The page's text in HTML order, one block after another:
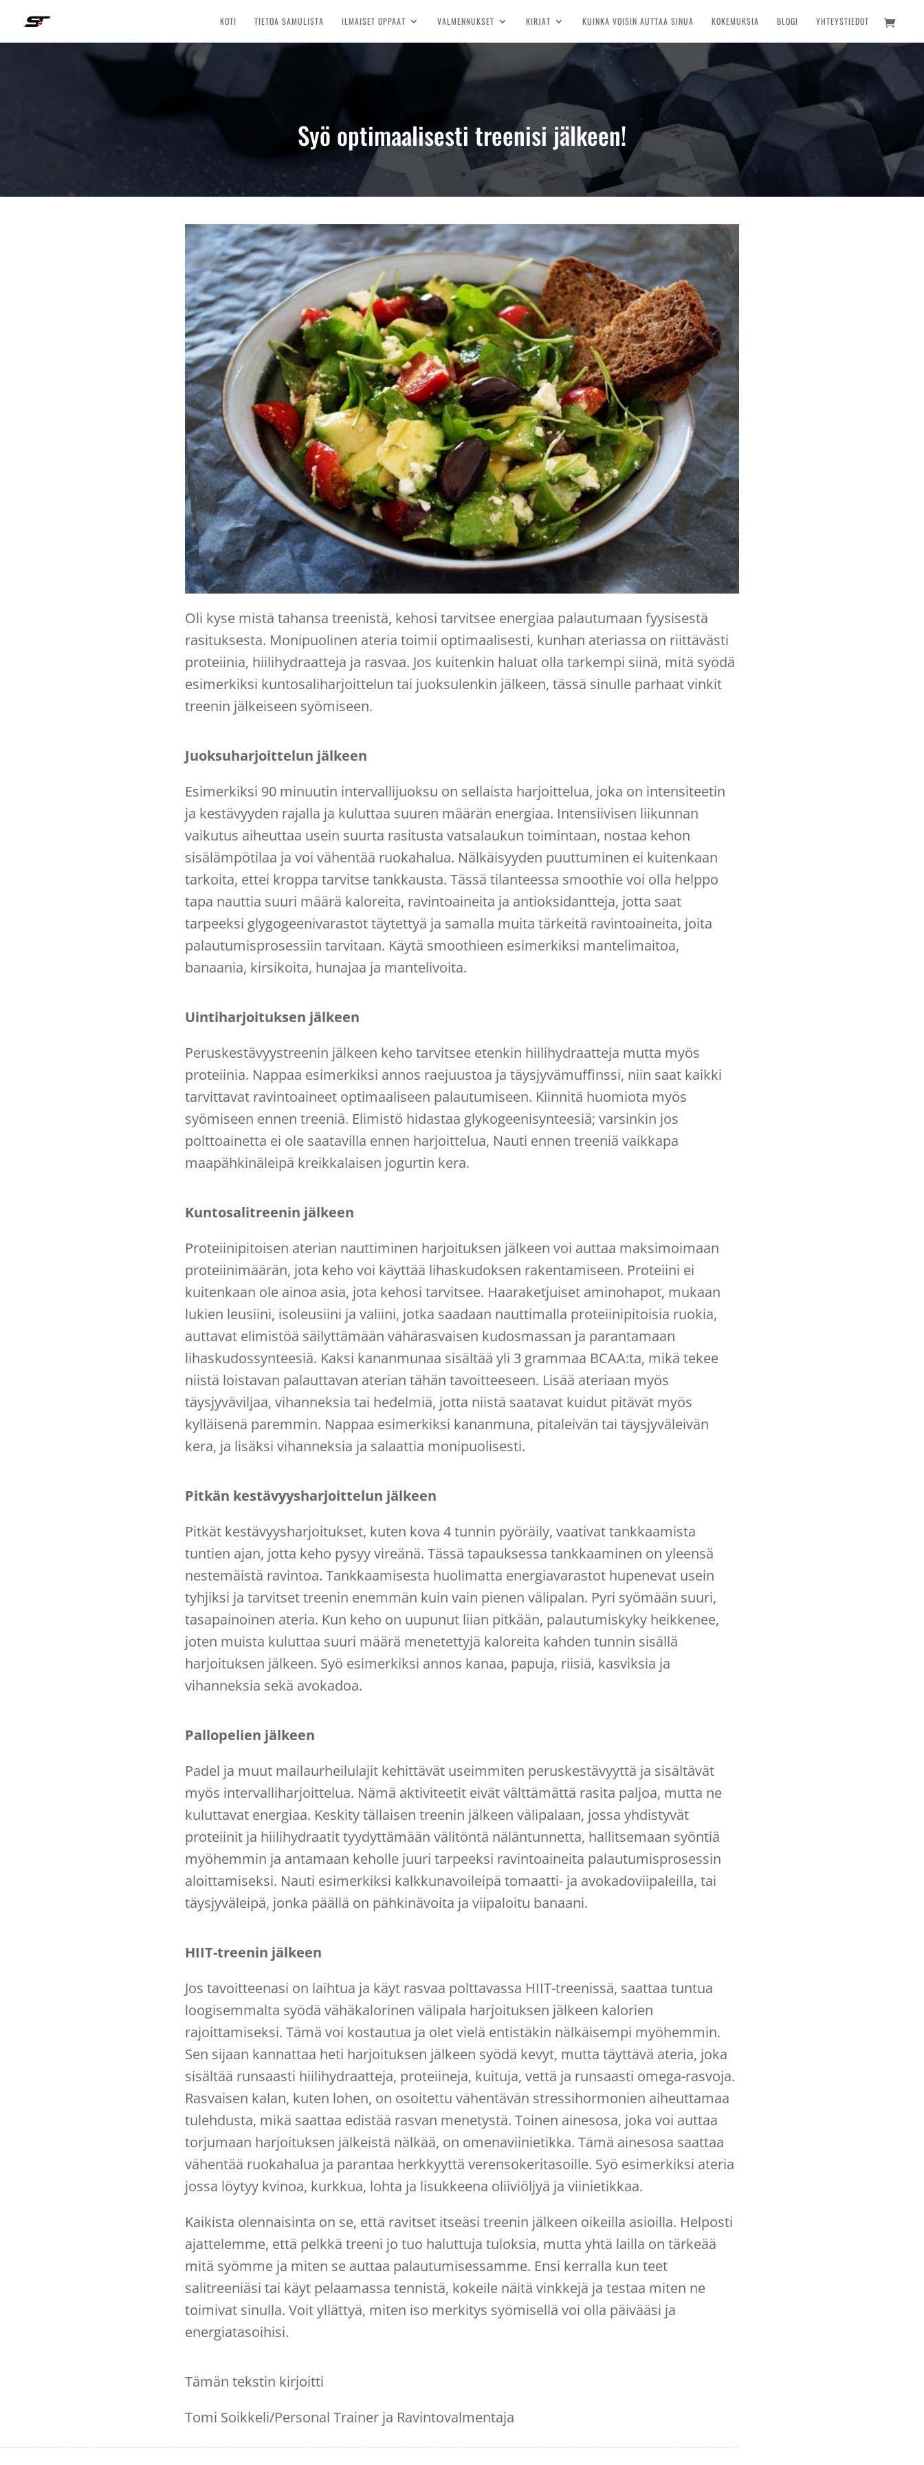
KOTI TIETOA SAMULISTA ILMAISET OPPAAT VALMENNUKSET KIRJAT KUINKA VOISIN AUTTAA SINUA KOKEMUKSIA BLOGI YHTEYSTIEDOT
Syö optimaalisesti treenisi jälkeen!
Oli kyse mistä tahansa treenistä, kehosi tarvitsee energiaa palautumaan fyysisestä
rasituksesta. Monipuolinen ateria toimii optimaalisesti, kunhan ateriassa on riittävästi
proteiinia, hiilihydraatteja ja rasvaa. Jos kuitenkin haluat olla tarkempi siinä, mitä syödä
esimerkiksi kuntosaliharjoittelun tai juoksulenkin jälkeen, tässä sinulle parhaat vinkit
treenin jälkeiseen syömiseen.
Juoksuharjoittelun jälkeen
Esimerkiksi 90 minuutin intervallijuoksu on sellaista harjoittelua, joka on intensiteetin
ja kestävyyden rajalla ja kuluttaa suuren määrän energiaa. Intensiivisen liikunnan
vaikutus aiheuttaa usein suurta rasitusta vatsalaukun toimintaan, nostaa kehon
sisälämpötilaa ja voi vähentää ruokahalua. Nälkäisyyden puuttuminen ei kuitenkaan
tarkoita, ettei kroppa tarvitse tankkausta. Tässä tilanteessa smoothie voi olla helppo
tapa nauttia suuri määrä kaloreita, ravintoaineita ja antioksidantteja, jotta saat
tarpeeksi glygogeenivarastot täytettyä ja samalla muita tärkeitä ravintoaineita, joita
palautumisprosessiin tarvitaan. Käytä smoothieen esimerkiksi mantelimaitoa,
banaania, kirsikoita, hunajaa ja mantelivoita.
Uintiharjoituksen jälkeen
Peruskestävyystreenin jälkeen keho tarvitsee etenkin hiilihydraatteja mutta myös
proteiinia. Nappaa esimerkiksi annos raejuustoa ja täysjyvämuffinssi, niin saat kaikki
tarvittavat ravintoaineet optimaaliseen palautumiseen. Kiinnitä huomiota myös
syömiseen ennen treeniä. Elimistö hidastaa glykogeenisynteesiä; varsinkin jos
polttoainetta ei ole saatavilla ennen harjoittelua, Nauti ennen treeniä vaikkapa
maapähkinäleipä kreikkalaisen jogurtin kera.
Kuntosalitreenin jälkeen
Proteiinipitoisen aterian nauttiminen harjoituksen jälkeen voi auttaa maksimoimaan
proteiinimäärän, jota keho voi käyttää lihaskudoksen rakentamiseen. Proteiini ei
kuitenkaan ole ainoa asia, jota kehosi tarvitsee. Haaraketjuiset aminohapot, mukaan
lukien leusiini, isoleusiini ja valiini, jotka saadaan nauttimalla proteiinipitoisia ruokia,
auttavat elimistöä säilyttämään vähärasvaisen kudosmassan ja parantamaan
lihaskudossynteesiä. Kaksi kananmunaa sisältää yli 3 grammaa BCAA:ta, mikä tekee
niistä loistavan palauttavan aterian tähän tavoitteeseen. Lisää ateriaan myös
täysjyväviljaa, vihanneksia tai hedelmiä, jotta niistä saatavat kuidut pitävät myös
kylläisenä paremmin. Nappaa esimerkiksi kananmuna, pitaleivän tai täysjyväleivän
kera, ja lisäksi vihanneksia ja salaattia monipuolisesti.
Pitkän kestävyysharjoittelun jälkeen
Pitkät kestävyysharjoitukset, kuten kova 4 tunnin pyöräily, vaativat tankkaamista
tuntien ajan, jotta keho pysyy vireänä. Tässä tapauksessa tankkaaminen on yleensä
nestemäistä ravintoa. Tankkaamisesta huolimatta energiavarastot hupenevat usein
tyhjiksi ja tarvitset treenin enemmän kuin vain pienen välipalan. Pyri syömään suuri,
tasapainoinen ateria. Kun keho on uupunut liian pitkään, palautumiskyky heikkenee,
joten muista kuluttaa suuri määrä menetettyjä kaloreita kahden tunnin sisällä
harjoituksen jälkeen. Syö esimerkiksi annos kanaa, papuja, riisiä, kasviksia ja
vihanneksia sekä avokadoa.
Pallopelien jälkeen
Padel ja muut mailaurheilulajit kehittävät useimmiten peruskestävyyttä ja sisältävät
myös intervalliharjoittelua. Nämä aktiviteetit eivät välttämättä rasita paljoa, mutta ne
kuluttavat energiaa. Keskity tällaisen treenin jälkeen välipalaan, jossa yhdistyvät
proteiinit ja hiilihydraatit tyydyttämään välitöntä näläntunnetta, hallitsemaan syöntiä
myöhemmin ja antamaan keholle juuri tarpeeksi ravintoaineita palautumisprosessin
aloittamiseksi. Nauti esimerkiksi kalkkunavoileipä tomaatti- ja avokadoviipaleilla, tai
täysjyväleipä, jonka päällä on pähkinävoita ja viipaloitu banaani.
HIIT-treenin jälkeen
Jos tavoitteenasi on laihtua ja käyt rasvaa polttavassa HIIT-treenissä, saattaa tuntua
loogisemmalta syödä vähäkalorinen välipala harjoituksen jälkeen kalorien
rajoittamiseksi. Tämä voi kostautua ja olet vielä entistäkin nälkäisempi myöhemmin.
Sen sijaan kannattaa heti harjoituksen jälkeen syödä kevyt, mutta täyttävä ateria, joka
sisältää runsaasti ​​hiilihydraatteja, proteiineja, kuituja, vettä ja runsaasti omega-rasvoja.
Rasvaisen kalan, kuten lohen, on osoitettu vähentävän stressihormonien aiheuttamaa
tulehdusta, mikä saattaa edistää rasvan menetystä. Toinen ainesosa, joka voi auttaa
torjumaan harjoituksen jälkeistä nälkää, on omenaviinietikka. Tämä ainesosa saattaa
vähentää ruokahalua ja parantaa herkkyyttä verensokeritasoille. Syö esimerkiksi ateria
jossa löytyy kvinoa, kurkkua, lohta ja lisukkeena oliiviöljyä ja viinietikkaa.
Kaikista olennaisinta on se, että ravitset itseäsi treenin jälkeen oikeilla asioilla. Helposti
ajattelemme, että pelkkä treeni jo tuo haluttuja tuloksia, mutta yhtä lailla on tärkeää
mitä syömme ja miten se auttaa palautumisessamme. Ensi kerralla kun teet
salitreeniäsi tai käyt pelaamassa tennistä, kokeile näitä vinkkejä ja testaa miten ne
toimivat sinulla. Voit yllättyä, miten iso merkitys syömisellä voi olla päivääsi ja
energiatasoihisi.
Tämän tekstin kirjoitti
Tomi Soikkeli/Personal Trainer ja Ravintovalmentaja